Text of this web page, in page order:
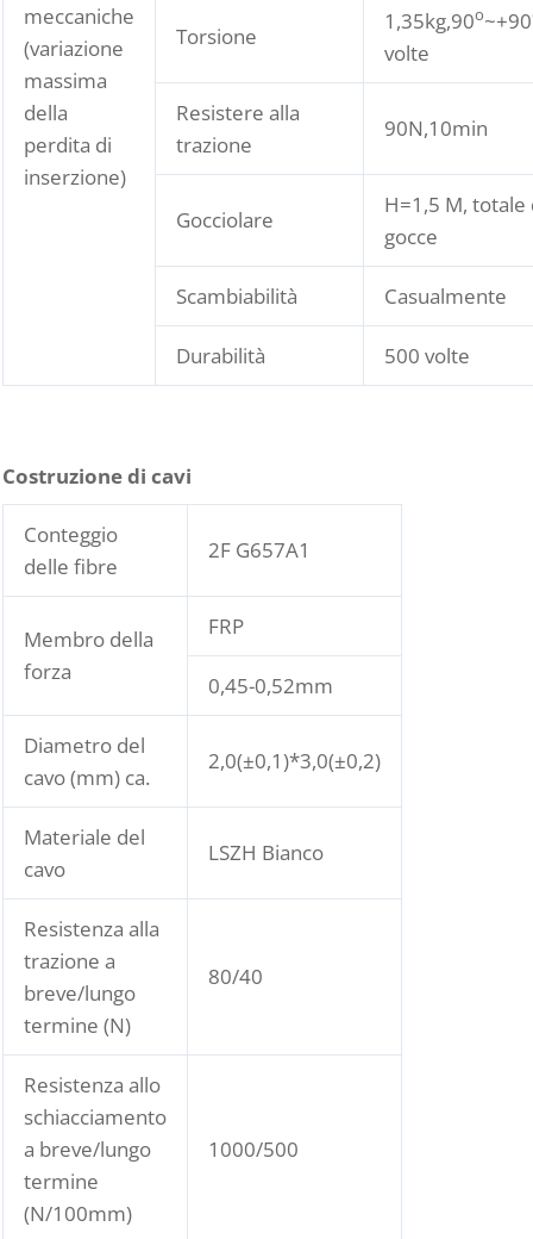
meccaniche
(variazione
massima
della
perdita di
inserzione)
Torsione
1,35kg,90o~+90
volte
Resistere alla
trazione
90N,10min
Gocciolare
H=1,5 M, totale
gocce
Scambiabilità Casualmente
Durabilità 500 volte
Costruzione di cavi
Conteggio
delle fibre
2F G657A1
Membro della
forza
FRP
0,45-0,52mm
Diametro del
cavo (mm) ca.
2,0(±0,1)*3,0(±0,2)
Materiale del
cavo
LSZH Bianco
Resistenza alla
trazione a
breve/lungo
termine (N)
80/40
Resistenza allo
schiacciamento
a breve/lungo
termine
(N/100mm)
1000/500